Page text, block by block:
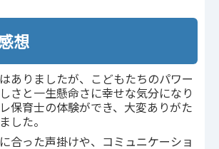
想
ありましたが、こどもたちのパワー
さと一生懸命さに幸せな気分になり
保育士の体験ができ、大変ありがた
した。
合った声掛けや、コミュニケーショ